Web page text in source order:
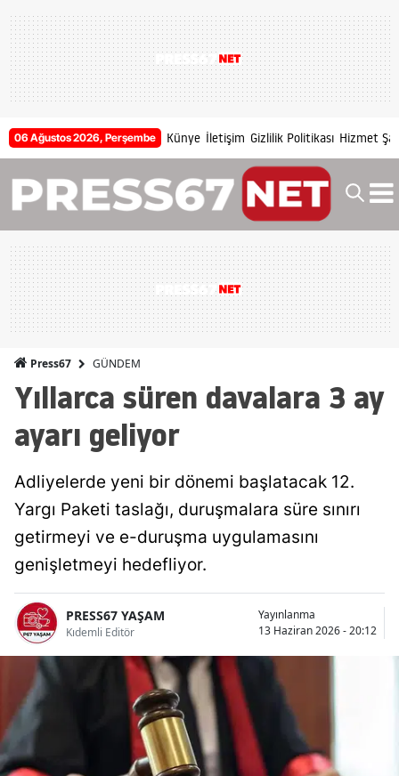
06 Ağustos 2026, Perşembe Künye İletişim Gizlilik Politikası Hizmet
Press67 GÜNDEM
Yıllarca süren davalara 3 ay
ayarı geliyor
Adliyelerde yeni bir dönemi başlatacak 12.
Yargı Paketi taslağı, duruşmalara süre sınırı
getirmeyi ve e-duruşma uygulamasını
genişletmeyi hedefliyor.
PRESS67 YAŞAM
Kıdemli Editör
Yayınlanma
13 Haziran 2026 - 20:12